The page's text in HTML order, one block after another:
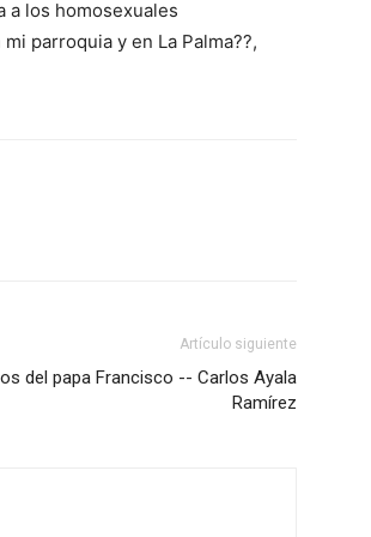
a los homosexuales
parroquia y en La Palma??,
Artículo siguiente
del papa Francisco -- Carlos Ayala
Ramírez